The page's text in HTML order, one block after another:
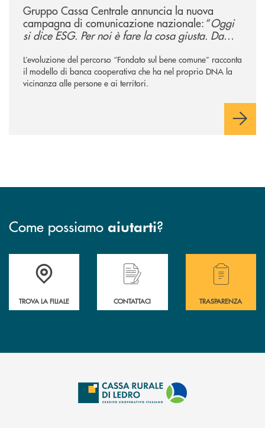
Gruppo Cassa Centrale annuncia la nuova
campagna di comunicazione nazionale: “Oggi
si dice ESG. Per noi è fare la cosa giusta. Da
L’evoluzione del percorso “Fondato sul bene comune” racconta
il modello di banca cooperativa che ha nel proprio DNA la
vicinanza alle persone e ai territori.
Come possiamo aiutarti?
Accedi all' elenco completo delle filiali .
TROVA LA FILIALE
Hai bisogno di assistenza immediata?
CONTATTACI
Hai bisogno di
TRASPARENZA